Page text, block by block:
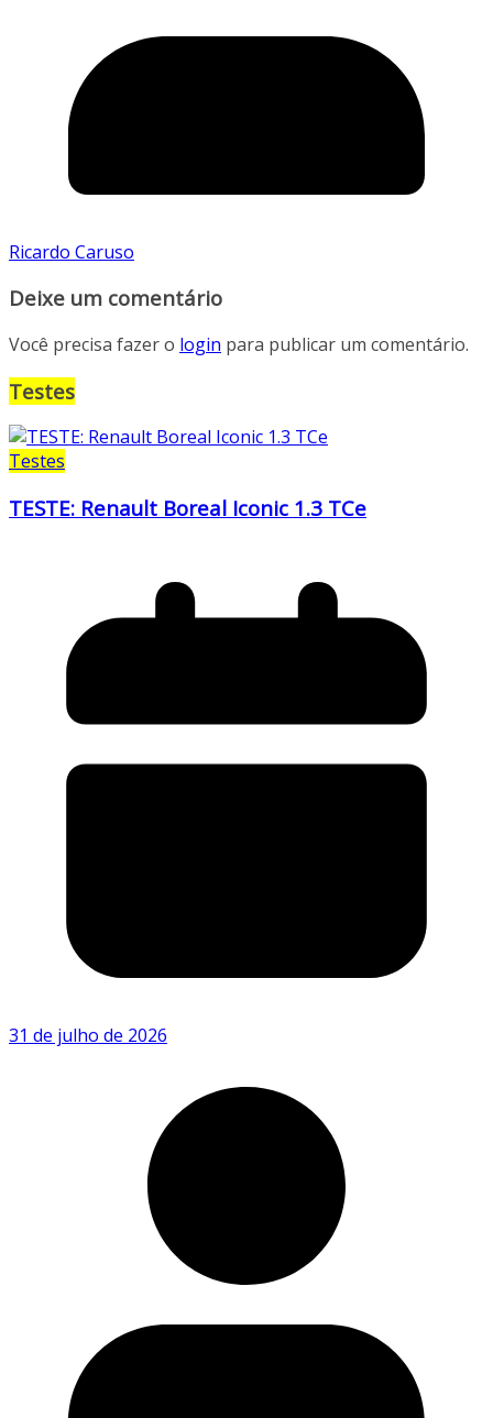
Ricardo Caruso
Deixe um comentário
Você precisa fazer o login para publicar um comentário.
Testes
Testes
TESTE: Renault Boreal Iconic 1.3 TCe
31 de julho de 2026